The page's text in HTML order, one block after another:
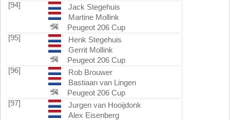
[94]
Jack Stegehuis
Martine Mollink
Peugeot 206 Cup
[95]
Henk Stegehuis
Gerrit Mollink
Peugeot 206 Cup
[96]
Rob Brouwer
Bastiaan van Lingen
Peugeot 206 Cup
[97]
Jurgen van Hooijdonk
Alex Eisenberg